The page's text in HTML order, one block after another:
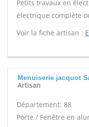
Petits travaux en
électrique complète
Voir la fiche artisan :
Menuiserie jacquot
Artisan
Département: 88
Porte / Fenêtre en